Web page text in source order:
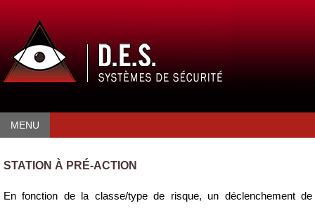
MENU
STATION À PRÉ-ACTION
En fonction de la classe/type de risque, un déclenchement de